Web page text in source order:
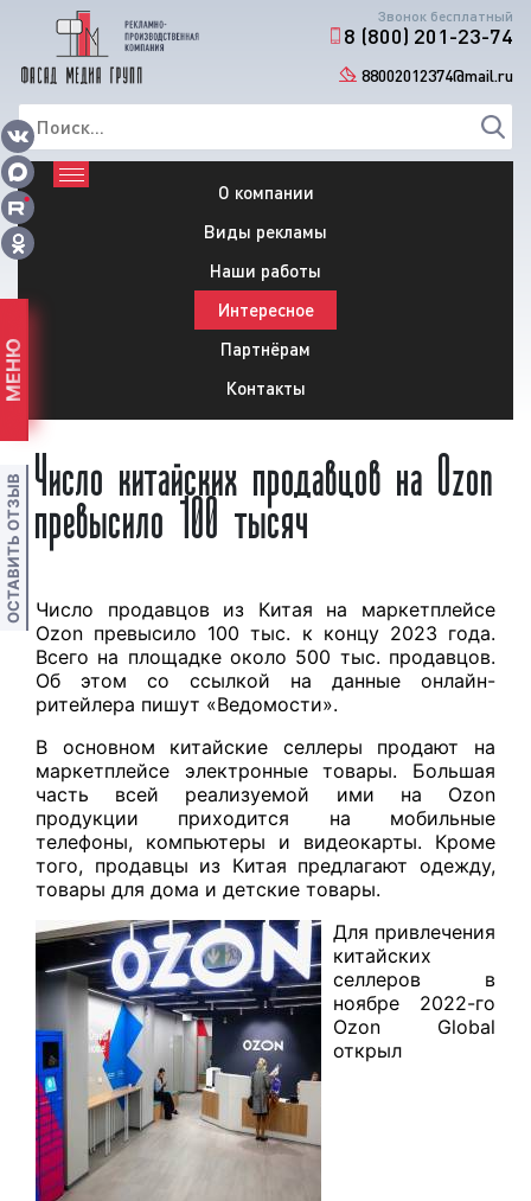
Звонок бесплатный
8 (800) 201-23-74
88002012374@mail.ru
О компании
Виды рекламы
Наши работы
Интересное
Партнёрам
Контакты
Число китайских продавцов на Ozon
превысило 100 тысяч
Число продавцов из Китая на маркетплейсе
Ozon превысило 100 тыс. к концу 2023 года.
Всего на площадке около 500 тыс. продавцов.
Об этом со ссылкой на данные онлайн-
ритейлера пишут «Ведомости».
В основном китайские селлеры продают на
маркетплейсе электронные товары. Большая
часть всей реализуемой ими на Ozon
продукции приходится на мобильные
телефоны, компьютеры и видеокарты. Кроме
того, продавцы из Китая предлагают одежду,
товары для дома и детские товары.
Для привлечения
китайских
селлеров в
ноябре 2022-го
Ozon Global
открыл
МЕНЮ
ОСТАВИТЬ ОТЗЫВ